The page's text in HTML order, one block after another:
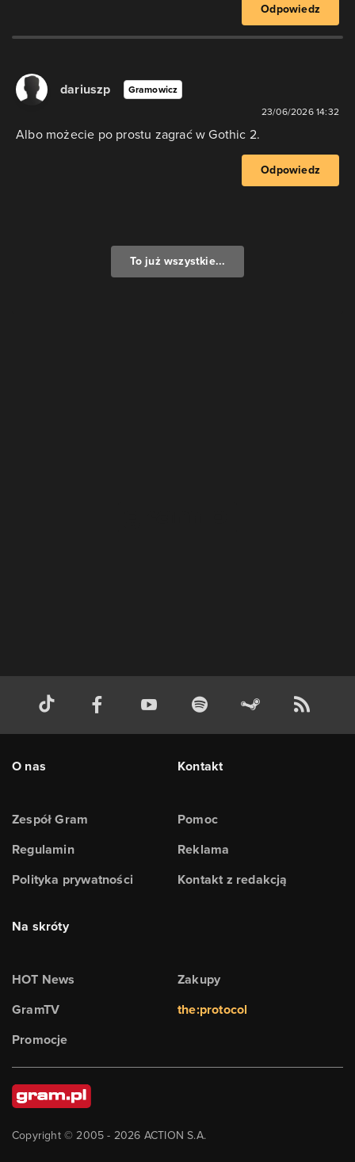
Odpowiedz
dariuszp Gramowicz
23/06/2026 14:32
Albo możecie po prostu zagrać w Gothic 2.
Odpowiedz
To już wszystkie...
O nas
Zespół Gram
Regulamin
Polityka prywatności
Kontakt
Pomoc
Reklama
Kontakt z redakcją
Na skróty
HOT News
GramTV
Promocje
Zakupy
the:protocol
Copyright © 2005 - 2026 ACTION S.A.